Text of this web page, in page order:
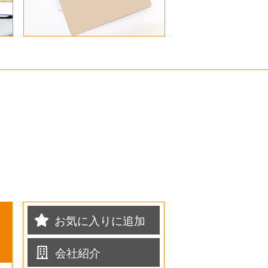
お気に入りに追加
会社紹介